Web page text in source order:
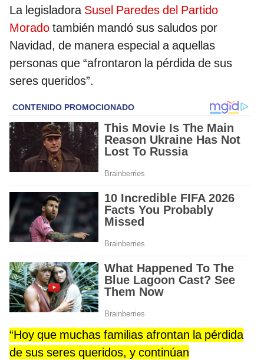
La legisladoraSusel Paredes del Partido
Morado también mandó sus saludos por
Navidad, de manera especial a aquellas
personas que “afrontaron la pérdida de sus
seres queridos”.
“Hoy que muchas familias afrontan la pérdida
de sus seres queridos, y continúan